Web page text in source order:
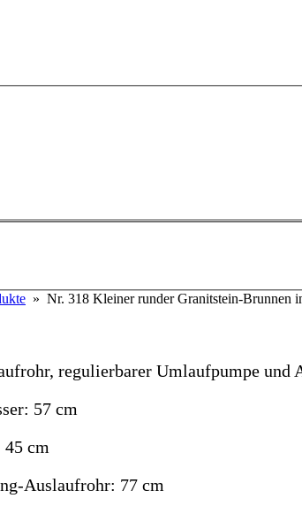
» Nr. 318 Kleiner runder Granitstein-Brunnen
regulierbarer Umlaufpumpe und
57 cm
45 cm
Auslaufrohr: 77 cm